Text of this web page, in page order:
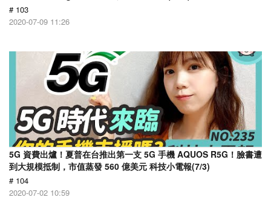
# 103
2020-07-09 11:26
5G 資費出爐！夏普在台推出第一支 5G 手機 AQUOS R5G！臉書遭
到大規模抵制，市值蒸發 560 億美元 科技小電報(7/3)
# 104
2020-07-02 10:59